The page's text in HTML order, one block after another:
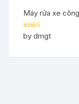
Máy rửa xe
Rated5out
of 5
by dmgt